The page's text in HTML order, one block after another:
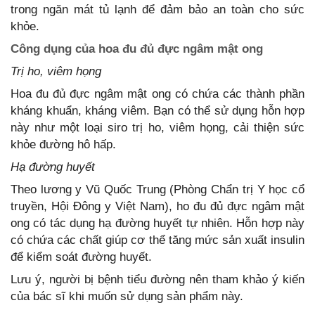
trong ngăn mát tủ lạnh để đảm bảo an toàn cho sức
khỏe.
Công dụng của hoa đu đủ đực ngâm mật ong
Trị ho, viêm họng
Hoa đu đủ đực ngâm mật ong có chứa các thành phần
kháng khuẩn, kháng viêm. Bạn có thể sử dụng hỗn hợp
này như một loại siro trị ho, viêm họng, cải thiện sức
khỏe đường hô hấp.
Hạ đường huyết
Theo lương y Vũ Quốc Trung (Phòng Chẩn trị Y học cổ
truyền, Hội Đông y Việt Nam), ho đu đủ đực ngâm mật
ong có tác dụng hạ đường huyết tự nhiên. Hỗn hợp này
có chứa các chất giúp cơ thể tăng mức sản xuất insulin
để kiểm soát đường huyết.
Lưu ý, người bị bệnh tiểu đường nên tham khảo ý kiến
của bác sĩ khi muốn sử dụng sản phẩm này.